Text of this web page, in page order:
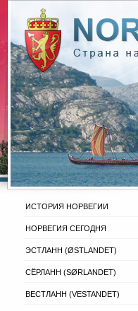
ИСТОРИЯ НОРВЕГИИ
НОРВЕГИЯ СЕГОДНЯ
ЭСТЛАНН (ØSTLANDET)
СЁРЛАНН (SØRLANDET)
ВЕСТЛАНН (VESTANDET)